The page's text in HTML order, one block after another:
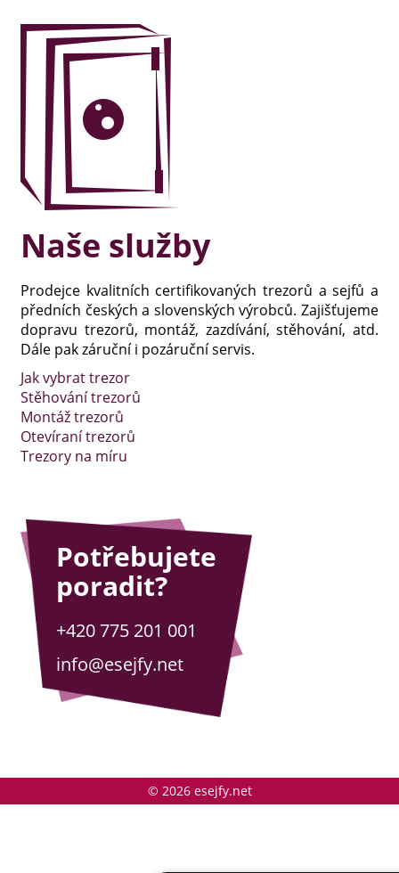
Naše služby
Prodejce kvalitních certifikovaných trezorů a sejfů a
předních českých a slovenských výrobců. Zajišťujeme
dopravu trezorů, montáž, zazdívání, stěhování, atd.
Dále pak záruční i pozáruční servis.
Jak vybrat trezor
Stěhování trezorů
Montáž trezorů
Otevíraní trezorů
Trezory na míru
Potřebujete
poradit?
+420 775 201 001
info@esejfy.net
© 2026 esejfy.net